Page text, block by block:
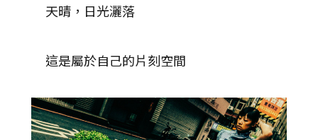
天晴，日光灑落
這是屬於自己的片刻空間